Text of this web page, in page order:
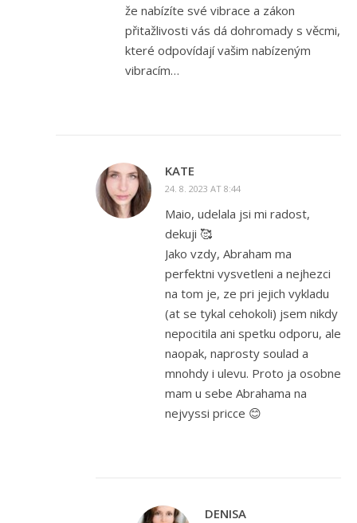
že nabízíte své vibrace a zákon
přitažlivosti vás dá dohromady s věcmi,
které odpovídají vašim nabízeným
vibracím…
KATE
24. 8. 2023 AT 8:44
Maio, udelala jsi mi radost,
dekuji 🥰
Jako vzdy, Abraham ma
perfektni vysvetleni a nejhezci
na tom je, ze pri jejich vykladu
(at se tykal cehokoli) jsem nikdy
nepocitila ani spetku odporu, ale
naopak, naprosty soulad a
mnohdy i ulevu. Proto ja osobne
mam u sebe Abrahama na
nejvyssi pricce 😊
DENISA